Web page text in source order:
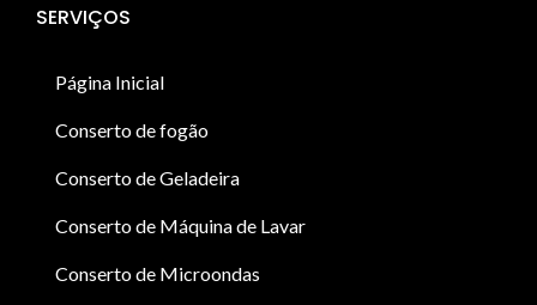
SERVIÇOS
Página Inicial
Conserto de fogão
Conserto de Geladeira
Conserto de Máquina de Lavar
Conserto de Microondas